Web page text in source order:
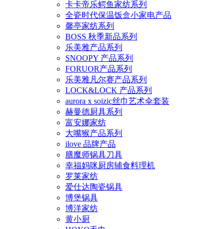
卡卡帝乐鳄鱼家纺系列
全瓷时代保温饭盒小家电产品
馨亭家纺系列
BOSS 秋季新品系列
乐美雅产品系列
SNOOPY 产品系列
FORUOR产品系列
乐美雅凡尔赛产品系列
LOCK&LOCK 产品系列
aurora x soizic丝巾艺术伞套装
赫曼德厨具系列
富安娜家纺
大嘴猴产品系列
ilove 品牌产品
膳魔师锅具刀具
幸福妈咪厨房辅食料理机
罗莱家纺
爱仕达陶瓷锅具
博堡锅具
博洋家纺
黄小厨